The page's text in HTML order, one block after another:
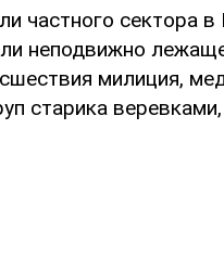
частного сектора в
неподвижно
милиция,
старика веревками,